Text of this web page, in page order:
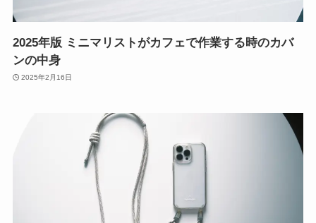
2025年版 ミニマリストがカフェで作業する時のカバ
ンの中身
2025年2月16日